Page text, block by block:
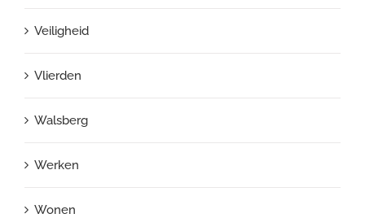
Veiligheid
Vlierden
Walsberg
Werken
Wonen